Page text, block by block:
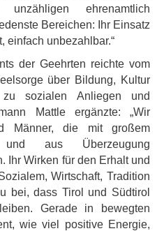
ehrenamtlich
Bereichen: Ihr Einsatz
einfach unbezahlbar.“
der Geehrten reichte vom
über Bildung, Kultur
sozialen Anliegen und
Mattle ergänzte: „Wir
Männer, die mit großem
und aus Überzeugung
Ihr Wirken für den Erhalt und
Wirtschaft, Tradition
bei, dass Tirol und Südtirol
Gerade in bewegten
wie viel positive Energie,